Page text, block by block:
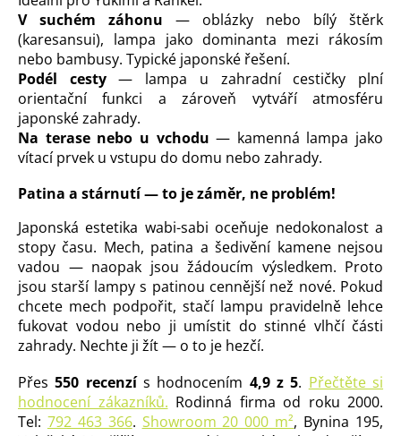
V suchém záhonu — oblázky nebo bílý štěrk
(karesansui), lampa jako dominanta mezi rákosím
nebo bambusy. Typické japonské řešení.
Podél cesty— lampa u zahradní cestičky plní
orientační funkci a zároveň vytváří atmosféru
japonské zahrady.
Na terase nebo u vchodu — kamenná lampa jako
vítací prvek u vstupu do domu nebo zahrady.
Patina a stárnutí — to je záměr, ne problém!
Japonská estetika wabi-sabi oceňuje nedokonalost a
stopy času. Mech, patina a šedivění kamene nejsou
vadou — naopak jsou žádoucím výsledkem. Proto
jsou starší lampy s patinou cennější než nové. Pokud
chcete mech podpořit, stačí lampu pravidelně lehce
fukovat vodou nebo ji umístit do stinné vlhčí části
zahrady. Nechte ji žít — o to je hezčí.
Přes550 recenzís hodnocením 4,9 z 5. Přečtěte si
hodnocení zákazníků. Rodinná firma od roku 2000.
Tel: 792 463 366. Showroom 20 000 m², Bynina 195,